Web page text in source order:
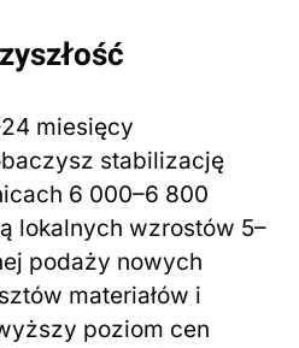
miesięcy
stabilizację
6 000–6 800
lokalnych wzrostów 5–
podaży nowych
materiałów i
poziom cen